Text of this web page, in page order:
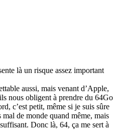
là un risque assez important
aussi, mais venant d’Apple,
nous obligent à prendre du 64Go
c’est petit, même si je suis sûre
de monde quand même, mais
Donc là, 64, ça me sert à